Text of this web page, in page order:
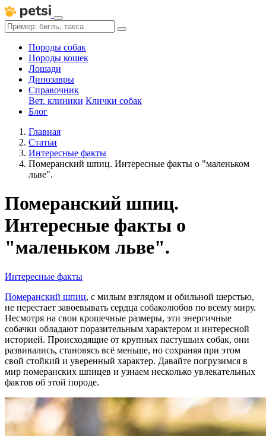
Породы собак
Породы кошек
Лошади
Динозавры
Справочник
Вет. клиники Клички собак
Блог
Главная
Статьи
Интересные факты
Померанский шпиц. Интересные факты о "маленьком
льве".
Померанский шпиц.
Интересные факты о
"маленьком льве".
Интересные факты
Померанский шпиц, с милым взглядом и обильной шерстью,
не перестает завоевывать сердца собаколюбов по всему миру.
Несмотря на свои крошечные размеры, эти энергичные
собачки обладают поразительным характером и интересной
историей. Происходящие от крупных пастушьих собак, они
развивались, становясь всё меньше, но сохраняя при этом
свой стойкий и уверенный характер. Давайте погрузимся в
мир померанских шпицев и узнаем несколько увлекательных
фактов об этой породе.